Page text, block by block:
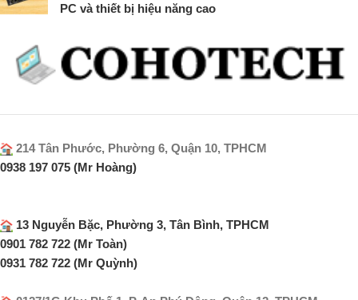
PC và thiết bị hiệu năng cao
214 Tân Phước, Phường 6, Quận 10, TPHCM
0938 197 075 (Mr Hoàng)
13 Nguyễn Bặc, Phường 3, Tân Bình, TPHCM
0901 782 722 (Mr Toàn)
0931 782 722 (Mr Quỳnh)